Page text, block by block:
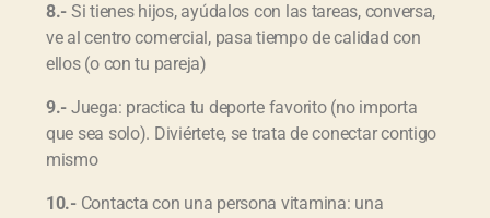
8.- Si tienes hijos, ayúdalos con las tareas, conversa,
ve al centro comercial, pasa tiempo de calidad con
ellos (o con tu pareja)
9.- Juega: practica tu deporte favorito (no importa
que sea solo). Diviértete, se trata de conectar contigo
mismo
10.-Contacta con una persona vitamina: una